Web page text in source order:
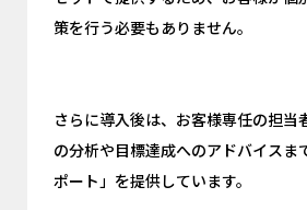
策を行う必要もありません。
さらに導入後は、お客様専任の担当
の分析や目標達成へのアドバイスま
ポート」を提供しています。